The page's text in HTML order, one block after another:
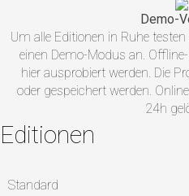
Demo-
Um alle Editionen in Ruhe
einen Demo-Modus an.
hier ausprobiert werden. Die
oder gespeichert werden.
24h
Editionen
Standard